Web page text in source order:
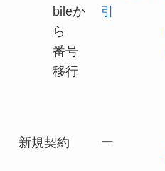
bileか
ら
番号
移行
引
新規契約 ー